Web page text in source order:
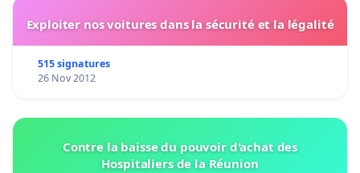
Exploiter nos voitures dans la sécurité et la légalité
515 signatures
26 Nov 2012
Contre la baisse du pouvoir d'achat des
Hospitaliers de la Réunion